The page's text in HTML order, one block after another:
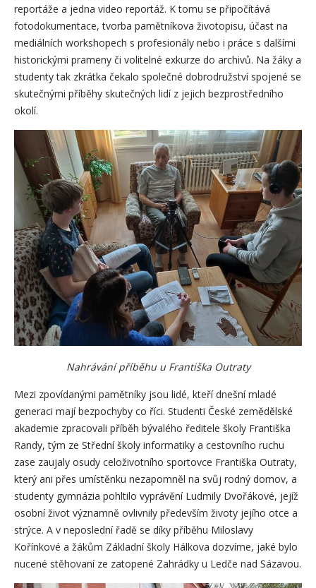
reportáže a jedna video reportáž. K tomu se připočítává
fotodokumentace, tvorba pamětníkova životopisu, účast na
mediálních workshopech s profesionály nebo i práce s dalšími
historickými prameny či volitelné exkurze do archivů. Na žáky a
studenty tak zkrátka čekalo společné dobrodružství spojené se
skutečnými příběhy skutečných lidí z jejich bezprostředního
okolí.
Nahrávání příběhu u Františka Outraty
Mezi zpovídanými pamětníky jsou lidé, kteří dnešní mladé
generaci mají bezpochyby co říci. Studenti České zemědělské
akademie zpracovali příběh bývalého ředitele školy Františka
Randy, tým ze Střední školy informatiky a cestovního ruchu
zase zaujaly osudy celoživotního sportovce Františka Outraty,
který ani přes umístěnku nezapomněl na svůj rodný domov, a
studenty gymnázia pohltilo vyprávění Ludmily Dvořákové, jejíž
osobní život významně ovlivnily především životy jejího otce a
strýce. A v neposlední řadě se díky příběhu Miloslavy
Kořínkové a žákům Základní školy Hálkova dozvíme, jaké bylo
nucené stěhovaní ze zatopené Zahrádky u Ledče nad Sázavou.